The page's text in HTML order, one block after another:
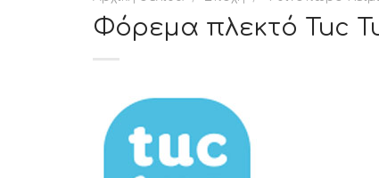
Φόρεμα πλεκτό Tuc